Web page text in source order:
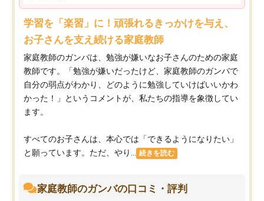
学習を「楽習」に！頑張れるきっかけを与え、
お子さんを支え続ける家庭教師
家庭教師のガンバは、勉強が嫌いなお子さんのための家庭
教師です。「勉強が嫌いだったけど、家庭教師のガンバで
自分の弱点がわかり、どのように勉強していけばいいかわ
かった！」というコメントが、私たちの指導を象徴してい
ます。
すべてのお子さんは、本心では「できるようになりたい」
と願っています。ただ、やり...
続きを読む
家庭教師のガンバの口コミ・評判